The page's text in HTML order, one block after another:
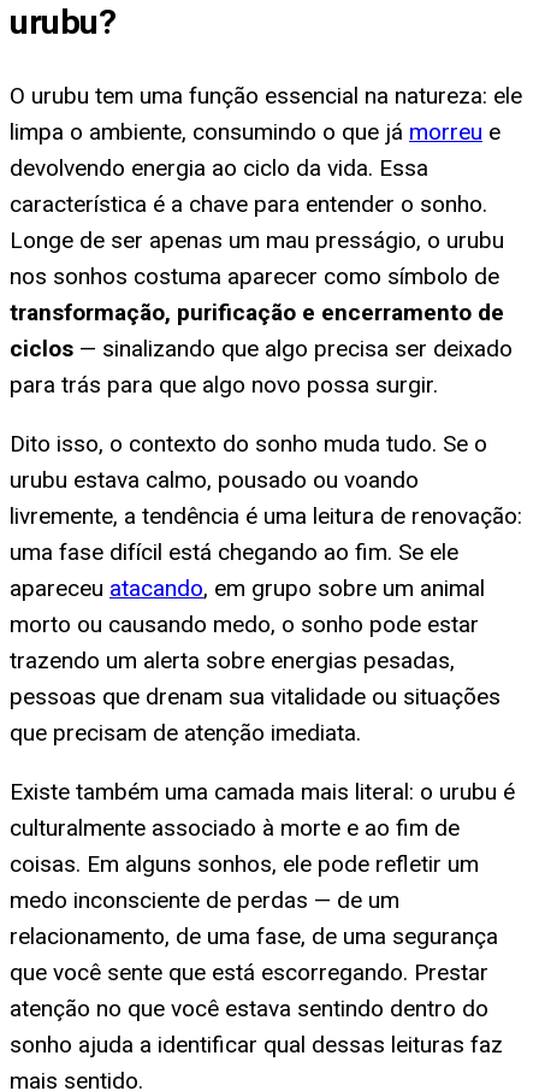
urubu?
O urubu tem uma função essencial na natureza: ele
limpa o ambiente, consumindo o que já morreu e
devolvendo energia ao ciclo da vida. Essa
característica é a chave para entender o sonho.
Longe de ser apenas um mau presságio, o urubu
nos sonhos costuma aparecer como símbolo de
transformação, purificação e encerramento de
ciclos — sinalizando que algo precisa ser deixado
para trás para que algo novo possa surgir.
Dito isso, o contexto do sonho muda tudo. Se o
urubu estava calmo, pousado ou voando
livremente, a tendência é uma leitura de renovação:
uma fase difícil está chegando ao fim. Se ele
apareceu atacando, em grupo sobre um animal
morto ou causando medo, o sonho pode estar
trazendo um alerta sobre energias pesadas,
pessoas que drenam sua vitalidade ou situações
que precisam de atenção imediata.
Existe também uma camada mais literal: o urubu é
culturalmente associado à morte e ao fim de
coisas. Em alguns sonhos, ele pode refletir um
medo inconsciente de perdas — de um
relacionamento, de uma fase, de uma segurança
que você sente que está escorregando. Prestar
atenção no que você estava sentindo dentro do
sonho ajuda a identificar qual dessas leituras faz
mais sentido.